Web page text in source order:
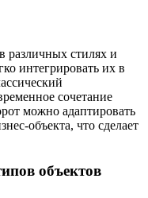
различных стилях и
интегрировать их в
сочетание
можно адаптировать
объекта, что сделает
объектов